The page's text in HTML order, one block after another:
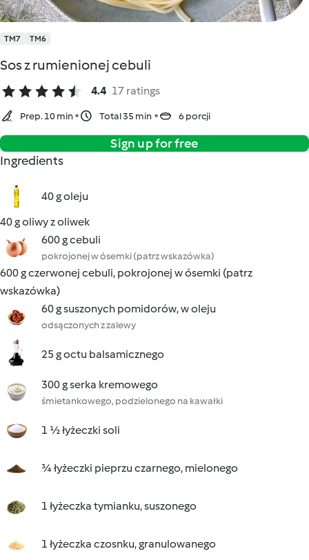
TM7 TM6
Sos z rumienionej cebuli
4.4 17 ratings
Prep. 10 min Total 35 min 6 porcji
Sign up for free
Ingredients
40 g oleju
40 g oliwy z oliwek
600 g cebuli
pokrojonej w ósemki (patrz wskazówka)
600 g czerwonej cebuli, pokrojonej w ósemki (patrz
wskazówka)
60 g suszonych pomidorów, w oleju
odsączonych z zalewy
25 g octu balsamicznego
300 g serka kremowego
śmietankowego, podzielonego na kawałki
1 ½ łyżeczki soli
¾ łyżeczki pieprzu czarnego, mielonego
1 łyżeczka tymianku, suszonego
1 łyżeczka czosnku, granulowanego